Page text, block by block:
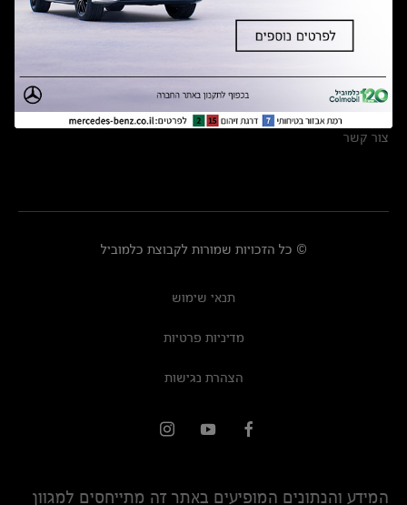
מצאו אותנו
אולמות תצוגה
מרכזי שירות
צור קשר
© כל הזכויות שמורות לקבוצת כלמוביל
תנאי שימוש
מדיניות פרטיות
הצהרת נגישות
המידע והנתונים המופיעים באתר זה מתייחסים למגוון